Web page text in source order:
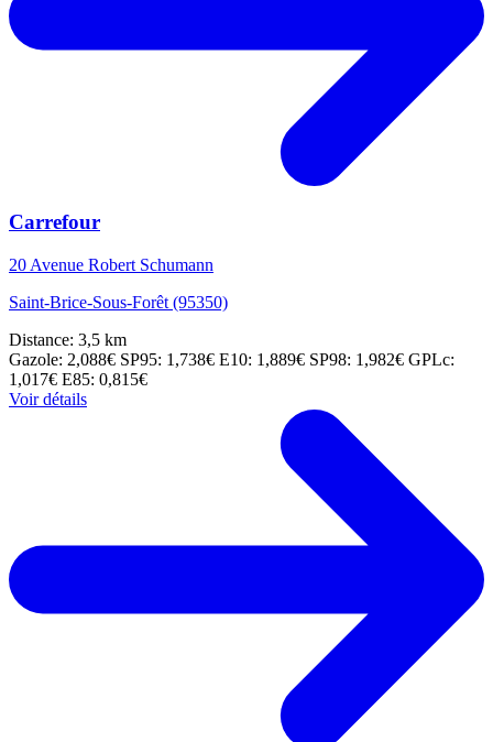
Carrefour
20 Avenue Robert Schumann
Saint-Brice-Sous-Forêt (95350)
Distance: 3,5 km
Gazole: 2,088€ SP95: 1,738€ E10: 1,889€ SP98: 1,982€ GPLc:
1,017€ E85: 0,815€
Voir détails